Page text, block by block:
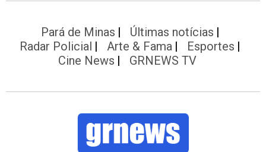
Pará de Minas
Últimas notícias
Radar Policial
Arte & Fama
Esportes
Cine News
GRNEWS TV